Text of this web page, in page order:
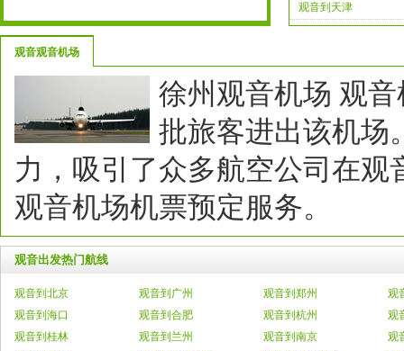
观音到天津
观音观音机场
徐州观音机场观音
批旅客进出该机场
力，吸引了众多航空公司在
观音机场机票预定服务。
观音出发热门航线
观音到北京 观音到广州 观音到郑州
观
观音到海口
观音到合肥 观音到杭州
观
观音到桂林
观音到兰州 观音到南京
观